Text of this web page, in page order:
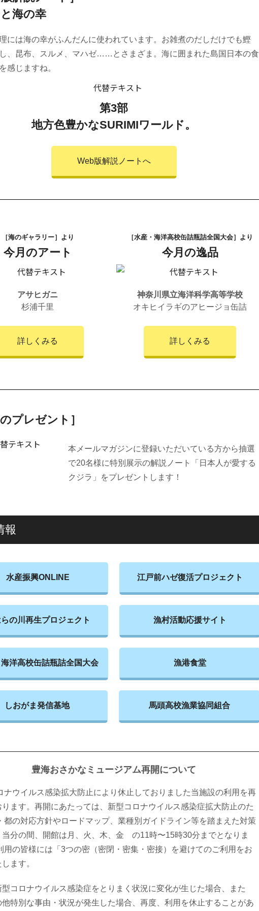
海の幸
には海の幸がふんだんに使われています。お雑煮のだしだけでも鰹
、昆布、スルメ、マハゼ……とさまざま。海に囲まれた島国日本の食
感じますね。
第3部
地方色豊かなSURIMIワールド。
Web版解説ノートへ
［海のギャラリー］より
今月のアート
アサヒガニ
杉浦千里
詳しくみる
［水産・海洋高校缶詰瓶詰全国大会］より
今月の逸品
神奈川県立海洋科学高等学校
オキヒイラギのアヒージョ缶詰
詳しくみる
プレゼント］
本メールマガジンに登録いただいている方から抽選
で20名様に特別展示の解説ノート「日本人が愛する
クジラ」をプレゼントします！
報
水産振興ONLINE 江戸前ハゼ復活プロジェクト
の川再生プロジェクト 漁村活動応援サイト
洋高校缶詰瓶詰全国大会 漁港食堂
しおがま発信基地 馬頭高校漁業協同組合
豊海おさかなミュージアム再開について
ナウイルス感染拡大防止により休止しておりました当施設の利用を再
ます。再開にあたっては、新型コロナウイルス感染症拡大防止のた
都の対応方針やロードマップ、業種別ガイドライン等を踏まえた対策
当分の間、開館は月、火、木、金 の11時〜15時30分までとなりま
用の皆様には「3つの密（密閉・密集・密接）を避けてのご利用をお
ます。
コロナウイルス感染症をとりまく状況に変化が生じた場合、また
特別な事由・状況が発生した場合、再度、利用を休止することがあ